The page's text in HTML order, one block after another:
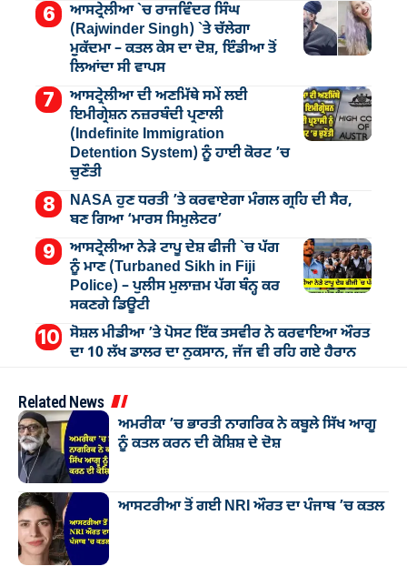
ਆਸਟ੍ਰੇਲੀਆ `ਚ ਰਾਜਵਿੰਦਰ ਸਿੰਘ
(Rajwinder Singh) `ਤੇ ਚੱਲੇਗਾ
ਮੁੁਕੱਦਮਾ – ਕਤਲ ਕੇਸ ਦਾ ਦੋਸ਼, ਇੰਡੀਆ ਤੋਂ
ਲਿਆਂਦਾ ਸੀ ਵਾਪਸ
ਆਸਟ੍ਰੇਲੀਆ ਦੀ ਅਣਮਿੱਥੇ ਸਮੇਂ ਲਈ
ਇਮੀਗ੍ਰੇਸ਼ਨ ਨਜ਼ਰਬੰਦੀ ਪ੍ਰਣਾਲੀ
(Indefinite Immigration
Detention System) ਨੂੰ ਹਾਈ ਕੋਰਟ ’ਚ
ਚੁਣੌਤੀ
NASA ਹੁਣ ਧਰਤੀ ’ਤੇ ਕਰਵਾਏਗਾ ਮੰਗਲ ਗ੍ਰਹਿ ਦੀ ਸੈਰ,
ਬਣ ਗਿਆ ‘ਮਾਰਸ ਸਿਮੁਲੇਟਰ’
ਆਸਟ੍ਰੇਲੀਆ ਨੇੜੇ ਟਾਪੂ ਦੇਸ਼ ਫੀਜੀ `ਚ ਪੱਗ
ਨੂੰ ਮਾਣ (Turbaned Sikh in Fiji
Police) – ਪੁਲੀਸ ਮੁਲਾਜ਼ਮ ਪੱਗ ਬੰਨ੍ਹ ਕਰ
ਸਕਣਗੇ ਡਿਊਟੀ
ਸੋਸ਼ਲ ਮੀਡੀਆ ’ਤੇ ਪੋਸਟ ਇੱਕ ਤਸਵੀਰ ਨੇ ਕਰਵਾਇਆ ਔਰਤ
ਦਾ 10 ਲੱਖ ਡਾਲਰ ਦਾ ਨੁਕਸਾਨ, ਜੱਜ ਵੀ ਰਹਿ ਗਏ ਹੈਰਾਨ
Related News
ਅਮਰੀਕਾ ’ਚ ਭਾਰਤੀ ਨਾਗਰਿਕ ਨੇ ਕਬੂਲੇ ਸਿੱਖ ਆਗੂ
ਨੂੰ ਕਤਲ ਕਰਨ ਦੀ ਕੋਸ਼ਿਸ਼ ਦੇ ਦੋਸ਼
ਆਸਟਰੀਆ ਤੋਂ ਗਈ NRI ਔਰਤ ਦਾ ਪੰਜਾਬ ’ਚ ਕਤਲ